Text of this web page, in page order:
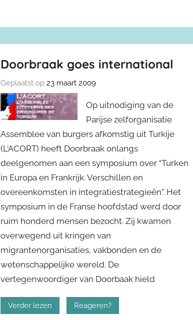
Doorbraak goes international
Geplaatst op23 maart 2009
Op uitnodiging van de
Parijse zelforganisatie
Assemblee van burgers afkomstig uit Turkije
(L‘ACORT) heeft Doorbraak onlangs
deelgenomen aan een symposium over “Turken
in Europa en Frankrijk. Verschillen en
overeenkomsten in integratiestrategieën”. Het
symposium in de Franse hoofdstad werd door
ruim honderd mensen bezocht. Zij kwamen
overwegend uit kringen van
migrantenorganisaties, vakbonden en de
wetenschappelijke wereld. De
vertegenwoordiger van Doorbaak hield
Verder lezen Reageren?